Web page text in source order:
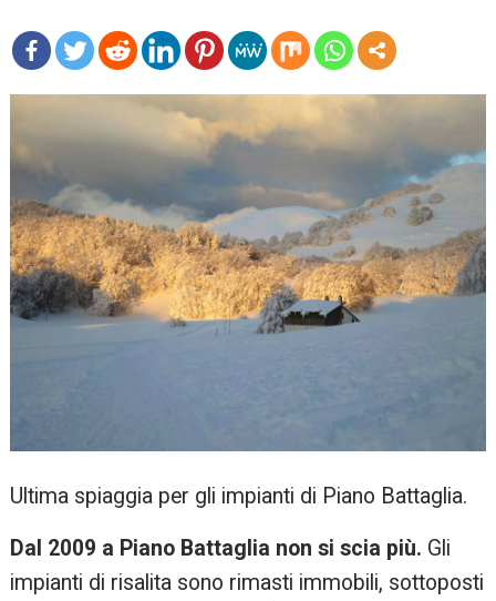
Ultima spiaggia per gli impianti di Piano Battaglia.
Dal 2009 a Piano Battaglia non si scia più. Gli
impianti di risalita sono rimasti immobili, sottoposti